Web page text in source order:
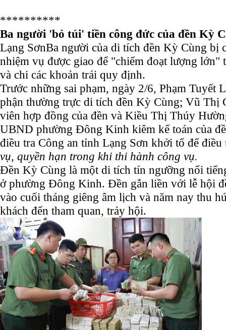
**********
Ba người 'bỏ túi' tiền công đức của đền Kỳ
Lạng SơnBa người của di tích đền Kỳ Cùng bị
nhiệm vụ được giao để "chiếm đoạt lượng lớn"
và chi các khoản trái quy định.
Trước những sai phạm, ngày 2/6, Phạm Tuyết
phận thường trực di tích đền Kỳ Cùng; Vũ Thị
viên hợp đồng của đền và Kiều Thị Thúy
UBND phường Đông Kinh kiêm kế toán của
điều tra Công an tỉnh Lạng Sơn khởi tố để
vụ, quyền hạn trong khi thi hành công vụ.
Đền Kỳ Cùng là một di tích tín ngưỡng nổi
ở phường Đông Kinh. Đền gắn liền với lễ hội
vào cuối tháng giêng âm lịch và năm nay thu
khách đến tham quan, trảy hội.